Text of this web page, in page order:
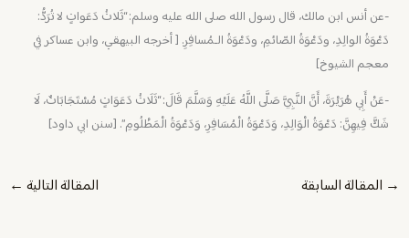
-عن أنس ابن مالك، قال رسول الله صلى الله عليه وسلم: “ثَلاثُ دَعَواتٍ لا تُرَدُّ:
دَعْوَةُ الوالِدِ، ودَعْوَةُ الصّائمِ، ودَعْوَةُ الـمُسافِرِ. [ أخرجه البيهقي، وابن عساكر في
معجم الشيوخ]
-عَنْ أَبِي هُرَيْرَةَ، أَنَّ النَّبِيَّ صَلَّى اللَّهُ عَلَيْهِ وَسَلَّمَ قَالَ: “ثَلَاثُ دَعَوَاتٍ مُسْتَجَابَاتٌ، لَا
شَكَّ فِيهِنَّ: دَعْوَةُ الْوَالِدِ، وَدَعْوَةُ الْمُسَافِرِ، وَدَعْوَةُ الْمَظْلُومِ”. [سنن ابي داود]
→ المقالة السابقة المقالة التالية ←